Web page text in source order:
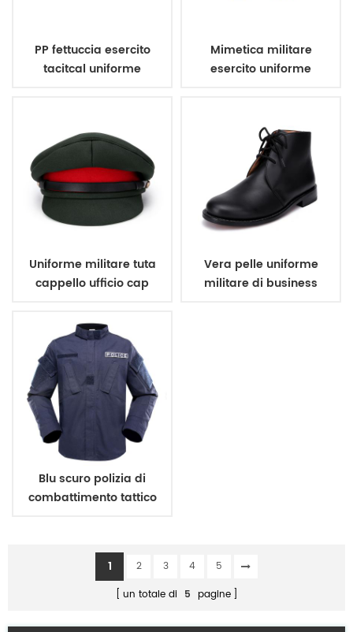
PP fettuccia esercito
tacitcal uniforme
Mimetica militare
esercito uniforme
Uniforme militare tuta
cappello ufficio cap
Vera pelle uniforme
militare di business
Blu scuro polizia di
combattimento tattico
1 2 3 4
5
un totale di 5 pagine